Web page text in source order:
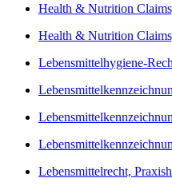
Health & Nutrition
Health & Nutrition
Lebensmittelhygiene-
Lebensmittelrecht,